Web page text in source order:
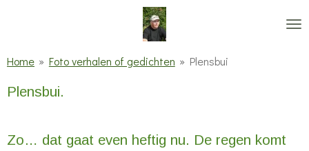
hoofdinhoud
Home » Foto verhalen of gedichten » Plensbui
Plensbui.
Zo… dat gaat even heftig nu. De regen komt